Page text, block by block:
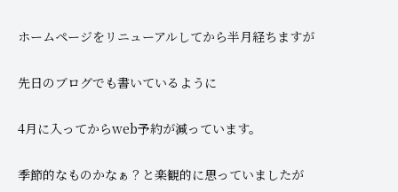
ホームページをリニューアルしてから半月経ちますが
先日のブログでも書いているように
4月に入ってからweb予約が減っています。
季節的なものかなぁ？と楽観的に思っていましたが